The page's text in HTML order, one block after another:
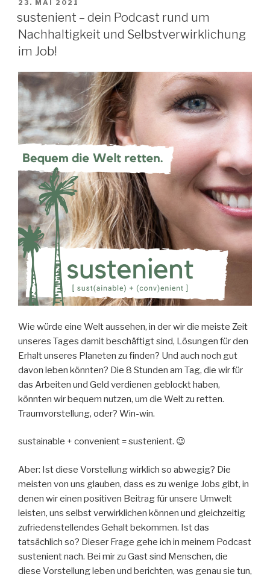
23. MAI 2021
sustenient – dein Podcast rund um
Nachhaltigkeit und Selbstverwirklichung
im Job!
Wie würde eine Welt aussehen, in der wir die meiste Zeit
unseres Tages damit beschäftigt sind, Lösungen für den
Erhalt unseres Planeten zu finden? Und auch noch gut
davon leben könnten? Die 8 Stunden am Tag, die wir für
das Arbeiten und Geld verdienen geblockt haben,
könnten wir bequem nutzen, um die Welt zu retten.
Traumvorstellung, oder? Win-win.
sustainable + convenient = sustenient. 😉
Aber: Ist diese Vorstellung wirklich so abwegig? Die
meisten von uns glauben, dass es zu wenige Jobs gibt, in
denen wir einen positiven Beitrag für unsere Umwelt
leisten, uns selbst verwirklichen können und gleichzeitig
zufriedenstellendes Gehalt bekommen. Ist das
tatsächlich so? Dieser Frage gehe ich in meinem Podcast
sustenient nach. Bei mir zu Gast sind Menschen, die
diese Vorstellung leben und berichten, was genau sie tun,